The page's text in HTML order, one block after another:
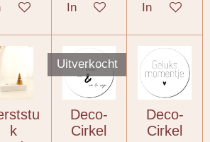
winkelwagenIn winkelwagenIn
k
Uitverkocht
Deco-
Cirkel
Deco-
Cirkel